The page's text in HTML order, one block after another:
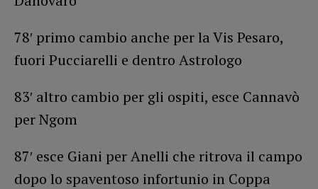
78′ primo cambio anche per la Vis Pesaro,
fuori Pucciarelli e dentro Astrologo
83′ altro cambio per gli ospiti, esce Cannavò
per Ngom
87′ esce Giani per Anelli che ritrova il campo
dopo lo spaventoso infortunio in Coppa